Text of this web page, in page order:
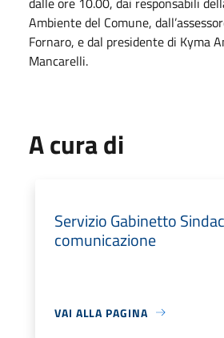
Ambiente del Comune,
Fornaro, e dal presidente di Kyma
Mancarelli.
A cura di
Servizio Gabinetto
comunicazione
VAI ALLA PAGINA